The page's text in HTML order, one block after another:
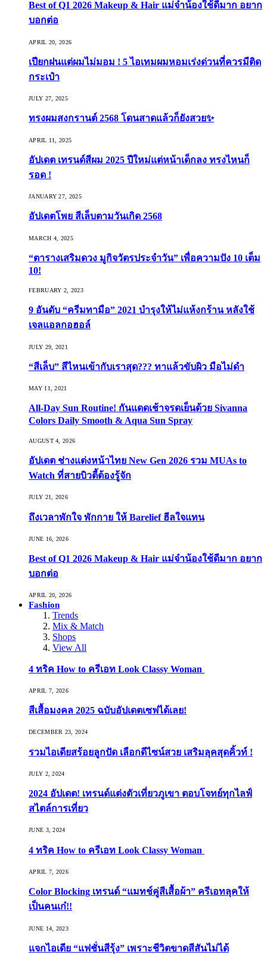
Best of Q1 2026 Makeup & Hair แม่จ๋าน้องใช้ดีมาก อยาก
บอกต่อ
APRIL 20, 2026
เปียกฝนแต่ผมไม่มอม ! 5 ไอเทมผมหอมเร่งด่วนที่ควรมีติด
กระเป๋า
JULY 27, 2025
ทรงผมสงกรานต์ 2568 โดนสาดแล้วก็ยังสวย✨
APRIL 11, 2025
อัปเดต เทรนด์สีผม 2025 ปีใหม่แต่หน้าเด็กลง ทรงไหนก็
รอด !
JANUARY 27, 2025
อัปเดตโพย สีเล็บตามวันเกิด 2568
MARCH 4, 2025
“ตารางเสริมดวง มูกิจวัตรประจำวัน” เพื่อความปัง 10 เต็ม
10!
FEBRUARY 2, 2023
9 อันดับ “ครีมทามือ” 2021 บำรุงให้ไม่แห้งกร้าน หลังใช้
เจลแอลกอฮอล์
JULY 29, 2021
“สีเล็บ” สีไหนเข้ากับเราสุด??? ทาแล้วขับผิว มือไม่ดำ
MAY 11, 2021
All-Day Sun Routine! กันแดดเช้าจรดเย็นด้วย Sivanna
Colors Daily Smooth & Aqua Sun Spray
AUGUST 4, 2026
อัปเดต ช่างแต่งหน้าไทย New Gen 2026 รวม MUAs to
Watch ที่สายบิวตี้ต้องรู้จัก
JULY 21, 2026
ถึงเวลาพักใจ พักกาย ให้ Barelief ฮีลใจแทน
JUNE 16, 2026
Best of Q1 2026 Makeup & Hair แม่จ๋าน้องใช้ดีมาก อยาก
บอกต่อ
APRIL 20, 2026
Fashion
Trends
Mix & Match
Shops
View All
4 ทริค How to ครีเอท Look Classy Woman
APRIL 7, 2026
สีเสื้อมงคล 2025 ฉบับอัปเดตเซฟได้เลย!
DECEMBER 23, 2024
รวมไอเดียสร้อยลูกปัด เลือกดีไซน์สวย เสริมลุคสุดคิ้วท์ !
JULY 2, 2024
2024 อัปเดต! เทรนด์แต่งตัวเที่ยวภูเขา ตอบโจทย์ทุกไลฟ์
สไตล์การเที่ยว
JUNE 3, 2024
4 ทริค How to ครีเอท Look Classy Woman
APRIL 7, 2026
Color Blocking เทรนด์ “แมทช์คู่สีเสื้อผ้า” ครีเอทลุคให้
เป็นคนเก๋!!
JUNE 14, 2023
แจกไอเดีย “แฟชั่นสีรุ้ง” เพราะชีวิตขาดสีสันไม่ได้